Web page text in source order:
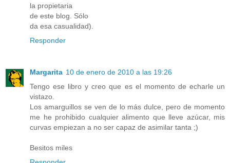
la propietaria
de este blog. Sólo
da esa casualidad).
Responder
Margarita 10 de enero de 2010 a las 19:26
Tengo ese libro y creo que es el momento de echarle un
vistazo.
Los amarguillos se ven de lo más dulce, pero de momento
me he prohibido cualquier alimento que lleve azúcar, mis
curvas empiezan a no ser capaz de asimilar tanta ;)
Besitos miles